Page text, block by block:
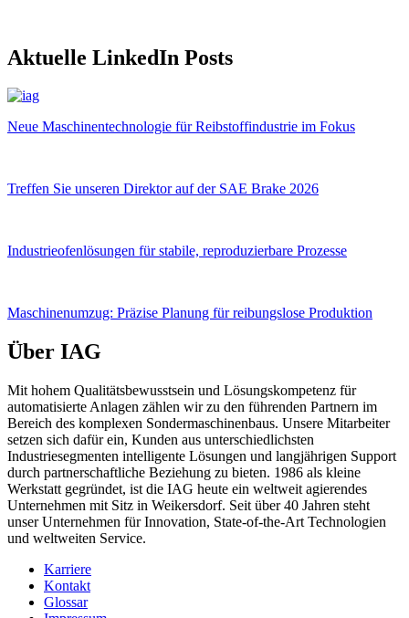
Aktuelle LinkedIn Posts
Neue Maschinentechnologie für Reibstoffindustrie im Fokus
Treffen Sie unseren Direktor auf der SAE Brake 2026
Industrieofenlösungen für stabile, reproduzierbare Prozesse
Maschinenumzug: Präzise Planung für reibungslose Produktion
Über IAG
Mit hohem Qualitätsbewusstsein und Lösungskompetenz für
automatisierte Anlagen zählen wir zu den führenden Partnern im
Bereich des komplexen Sondermaschinenbaus. Unsere Mitarbeiter
setzen sich dafür ein, Kunden aus unterschiedlichsten
Industriesegmenten intelligente Lösungen und langjährigen Support
durch partnerschaftliche Beziehung zu bieten. 1986 als kleine
Werkstatt gegründet, ist die IAG heute ein weltweit agierendes
Unternehmen mit Sitz in Weikersdorf. Seit über 40 Jahren steht
unser Unternehmen für Innovation, State-of-the-Art Technologien
und weltweiten Service.
Karriere
Kontakt
Glossar